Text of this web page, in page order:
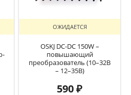
ОЖИДАЕТСЯ
OSKJ DC-DC 150W –
повышающий
преобразователь (10–32В
– 12–35В)
590₽